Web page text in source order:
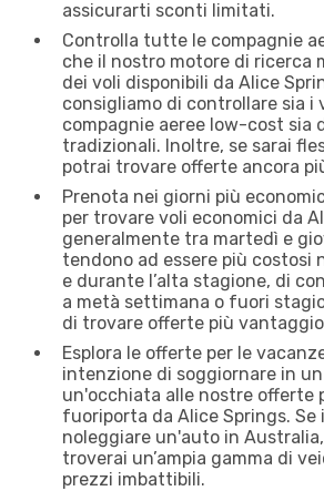
assicurarti sconti limitati.
Controlla tutte le compagnie
che il nostro motore di ricerca
dei voli disponibili da Alice
consigliamo di controllare sia i
compagnie aeree low-cost sia
tradizionali. Inoltre, se sarai
potrai trovare offerte ancora
Prenota nei giorni più
per trovare voli economici da
generalmente tra martedì e
tendono ad essere più costosi
e durante l’alta stagione, di
a metà settimana o fuori
di trovare offerte più
Esplora le offerte per le
intenzione di soggiornare in
un'occhiata alle nostre offerte
fuoriporta da Alice Springs. Se
noleggiare un'auto in
troverai un’ampia gamma di
prezzi imbattibili.